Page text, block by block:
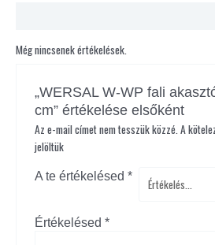
Még nincsenek értékelések.
„WERSAL W-WP fali
cm” értékelése elsőként
Az e-mail címet nem tesszük közzé. A
jelöltük
A te értékelésed *
Értékelésed *